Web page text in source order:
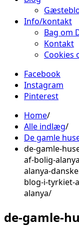
Info/kontakt
Bag om
Kontakt
Cookies
Facebook
Instagram
Pinterest
Home
Alle indlæg
De gamle
de-gamle-
af-bolig-
alanya-
blog-i-tyrkiet-
alanya
de-gamle-